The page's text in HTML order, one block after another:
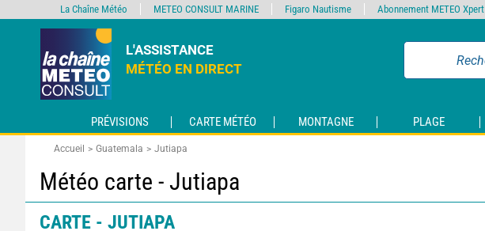
L'ASSISTANCE
MÉTÉO EN DIRECT
PRÉVISIONS CARTE MÉTÉO MONTAGNE PLAGE
Accueil Guatemala Jutiapa
Météo carte - Jutiapa
CARTE - JUTIAPA
La Chaîne Météo METEO CONSULT MARINE Figaro Nautisme Abonnement METEO Xpert